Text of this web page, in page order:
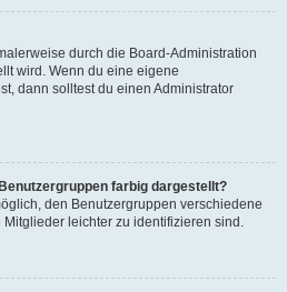
durch die Board-Administration
wird. Wenn du eine eigene
dann solltest du einen Administrator
farbig dargestellt?
den Benutzergruppen verschiedene
leichter zu identifizieren sind.